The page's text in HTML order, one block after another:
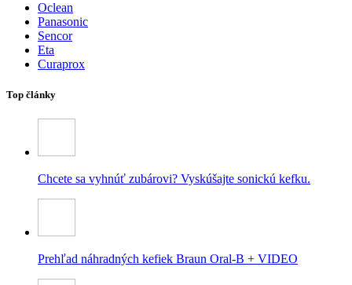
Oclean
Panasonic
Sencor
Eta
Curaprox
Top články
Chcete sa vyhnúť zubárovi? Vyskúšajte sonickú kefku.
Prehľad náhradných kefiek Braun Oral-B + VIDEO